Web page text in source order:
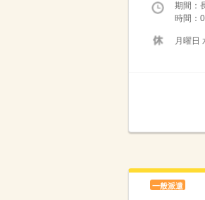
期間
時間：
月曜日
一般派遣